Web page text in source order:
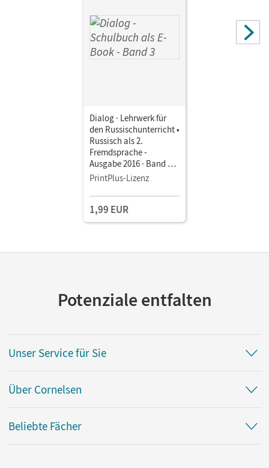
Dialog · Lehrwerk für
den Russischunterricht •
Russisch als 2.
Fremdsprache -
Ausgabe 2016 · Band 3 •
Schulbuch als E-Book
PrintPlus-Lizenz
1,99 EUR
Potenziale entfalten
Unser Service für Sie
Über Cornelsen
Beliebte Fächer